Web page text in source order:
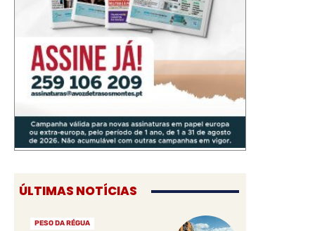
ÚLTIMAS NOTÍCIAS
PESO DA RÉGUA